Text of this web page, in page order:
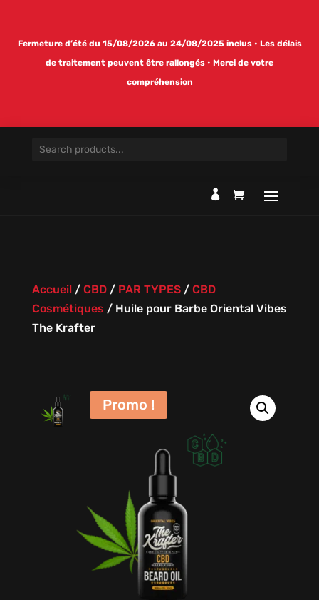
Fermeture d’été du 15/08/2026 au 24/08/2025 inclus • Les délais
de traitement peuvent être rallongés • Merci de votre
compréhension

Accueil/ CBD/ PAR TYPES/ CBD
Cosmétiques / Huile pour Barbe Oriental Vibes
The Krafter
Promo !